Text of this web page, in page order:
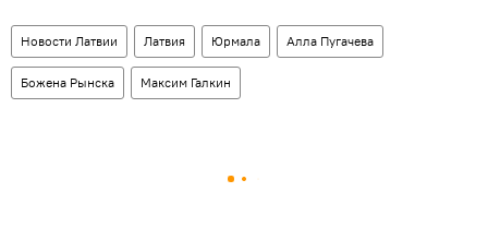
Новости Латвии Латвия Юрмала Алла Пугачева
Божена Рынска Максим Галкин